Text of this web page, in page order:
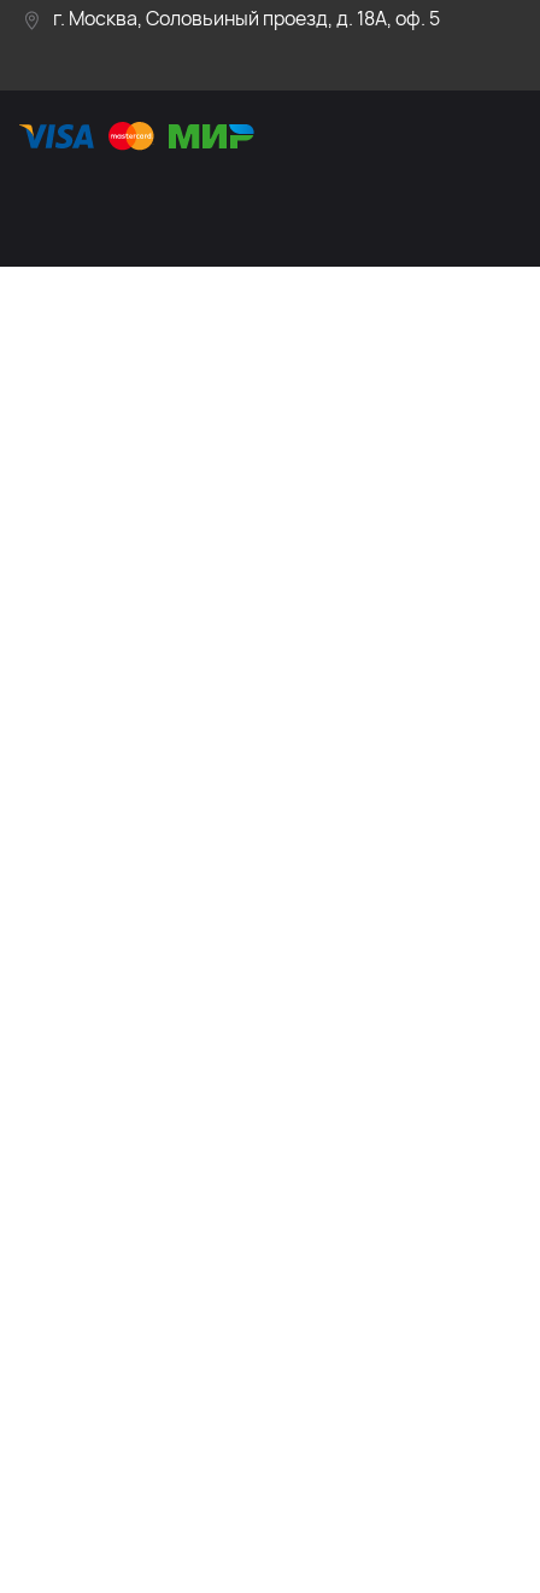
г. Москва, Соловьиный проезд, д. 18А, оф. 5